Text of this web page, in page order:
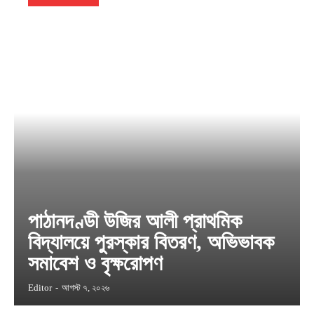
পাঠানদণ্ডী উজির আলী প্রাথমিক
বিদ্যালয়ে পুরস্কার বিতরণ, অভিভাবক
সমাবেশ ও বৃক্ষরোপণ
Editor - আগস্ট ৭, ২০২৬